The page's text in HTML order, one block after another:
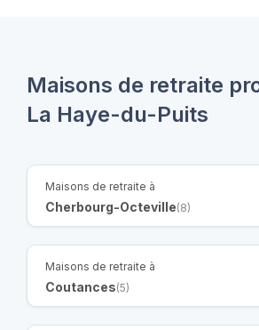
Maisons de retraite
La Haye-du-Puits
Maisons de retraite à
Cherbourg-Octeville(8)
Maisons de retraite à
Coutances(5)